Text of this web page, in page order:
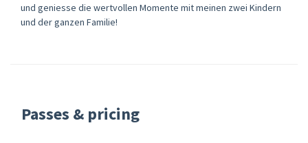
und geniesse die wertvollen Momente mit meinen zwei Kindern
und der ganzen Familie!
Passes & pricing